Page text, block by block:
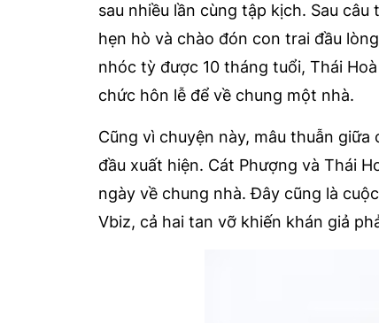
sau nhiều lần cùng tập kịch. Sau
hẹn hò và chào đón con trai đầu
nhóc tỳ được 10 tháng tuổi, Thái
chức hôn lễ để về chung một nhà.
Cũng vì chuyện này, mâu thuẫn
đầu xuất hiện. Cát Phượng và Thái
ngày về chung nhà. Đây cũng là
Vbiz, cả hai tan vỡ khiến khán giả